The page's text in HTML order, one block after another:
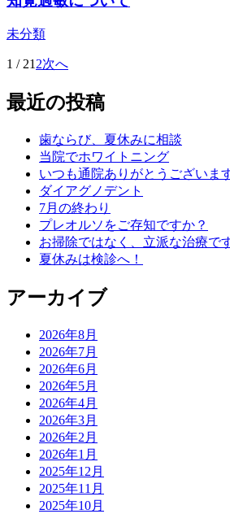
未分類
1 / 212次へ
最近の投稿
歯ならび、夏休みに相談
当院でホワイトニング
いつも通院ありがとうございま
ダイアグノデント
7月の終わり
プレオルソをご存知ですか？
お掃除ではなく、立派な治療で
夏休みは検診へ！
アーカイブ
2026年8月
2026年7月
2026年6月
2026年5月
2026年4月
2026年3月
2026年2月
2026年1月
2025年12月
2025年11月
2025年10月